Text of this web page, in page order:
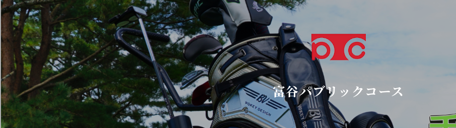
富谷パブリックコース